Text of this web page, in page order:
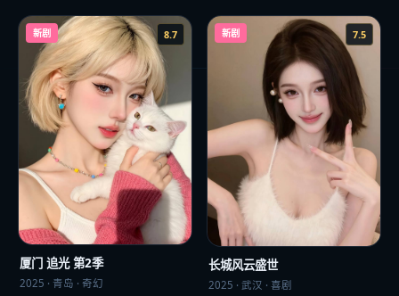
新剧 8.7
厦门 追光 第2季
2025 · 青岛 · 奇幻
新剧 7.5
长城风云盛世
2025 · 武汉 · 喜剧